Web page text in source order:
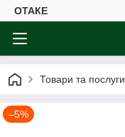
ОТАКЕ
Товари та послуги
–5%